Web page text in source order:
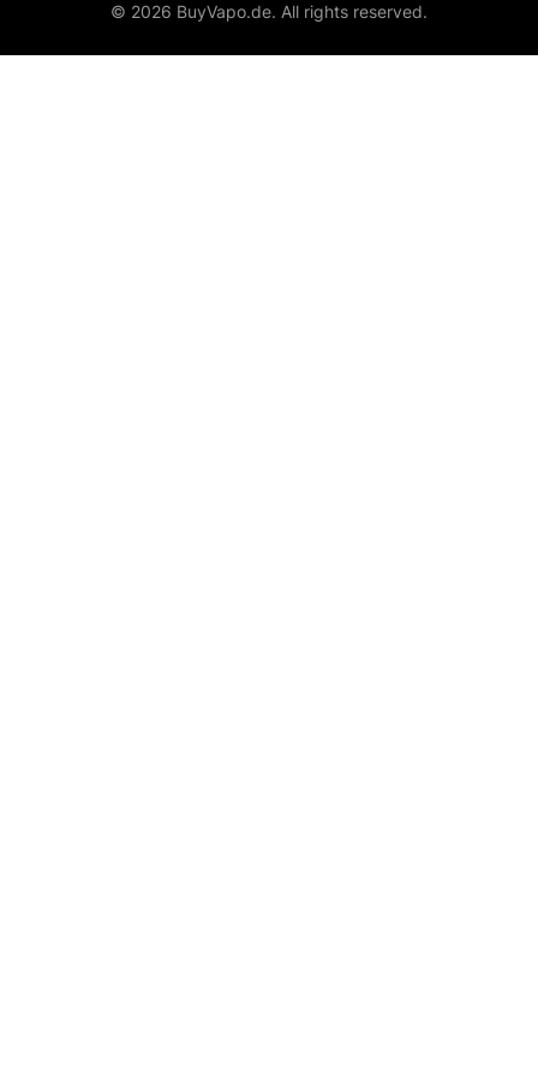
© 2026 BuyVapo.de. All rights reserved.